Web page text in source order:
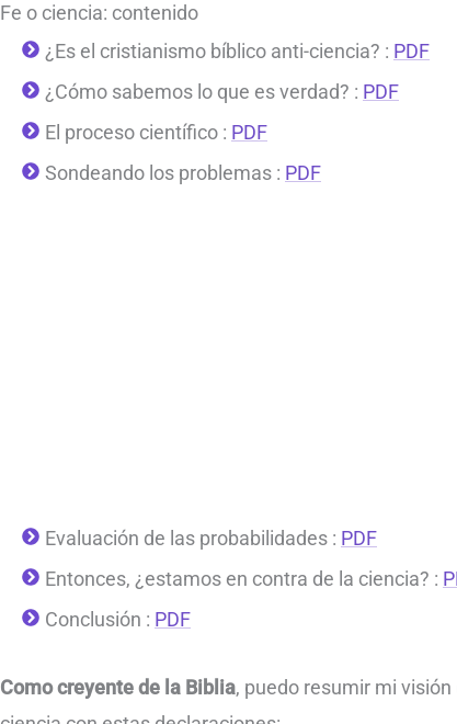
Fe o ciencia: contenido
¿Es el cristianismo bíblico anti-ciencia? : PDF
¿Cómo sabemos lo que es verdad? : PDF
El proceso científico : PDF
Sondeando los problemas : PDF
Evaluación de las probabilidades : PDF
Entonces, ¿estamos en contra de la ciencia? :
Conclusión : PDF
Como creyente de la Biblia, puedo resumir mi visión